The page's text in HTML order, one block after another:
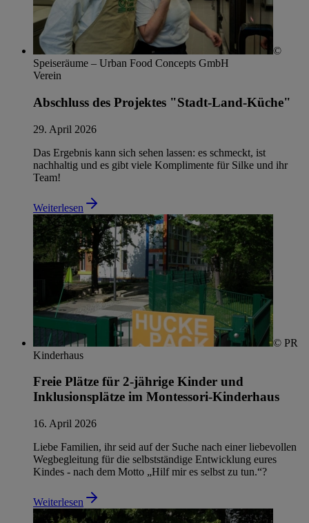
©
Speiseräume – Urban Food Concepts GmbH
Verein
Abschluss des Projektes "Stadt-Land-Küche"
29. April 2026
Das Ergebnis kann sich sehen lassen: es schmeckt, ist
nachhaltig und es gibt viele Komplimente für Silke und ihr
Team!
Weiterlesen
© PR
Kinderhaus
Freie Plätze für 2-jährige Kinder und
Inklusionsplätze im Montessori-Kinderhaus
16. April 2026
Liebe Familien, ihr seid auf der Suche nach einer liebevollen
Wegbegleitung für die selbstständige Entwicklung eures
Kindes - nach dem Motto „Hilf mir es selbst zu tun.“?
Weiterlesen